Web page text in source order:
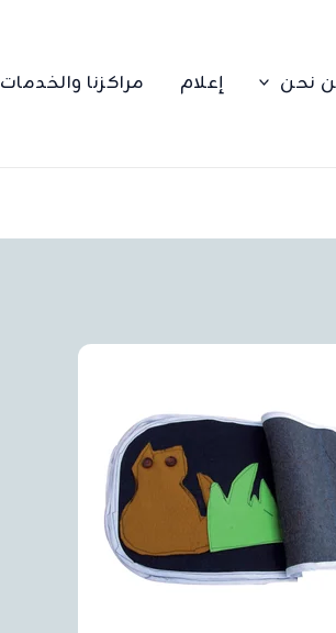
نحن إعلام مراكزنا والخدمات